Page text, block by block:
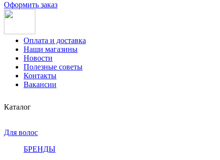
Оформить заказ
Оплата и доставка
Наши магазины
Новости
Полезные советы
Контакты
Вакансии
Каталог
Для волос
БРЕНДЫ